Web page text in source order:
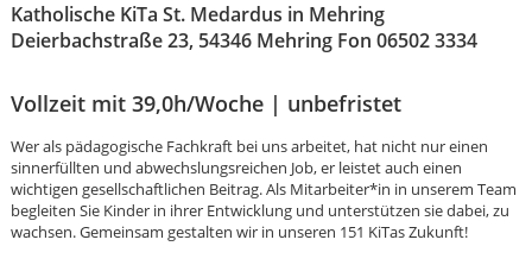
Katholische KiTa St. Medardus in Mehring
Deierbachstraße 23, 54346 Mehring Fon 06502 3334
Vollzeit mit 39,0h/Woche | unbefristet
Wer als pädagogische Fachkraft bei uns arbeitet, hat nicht nur einen
sinnerfüllten und abwechslungsreichen Job, er leistet auch einen
wichtigen gesellschaftlichen Beitrag. Als Mitarbeiter*in in unserem Team
begleiten Sie Kinder in ihrer Entwicklung und unterstützen sie dabei, zu
wachsen. Gemeinsam gestalten wir in unseren 151 KiTas Zukunft!